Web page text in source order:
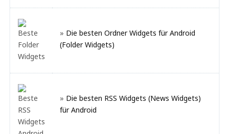
» Die besten Ordner Widgets für Android
(Folder Widgets)
» Die besten RSS Widgets (News Widgets)
für Android